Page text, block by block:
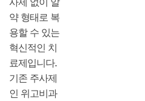
약 형태로 복
용할 수 있는
혁신적인 치
료제입니다.
기존 주사제
인 위고비과